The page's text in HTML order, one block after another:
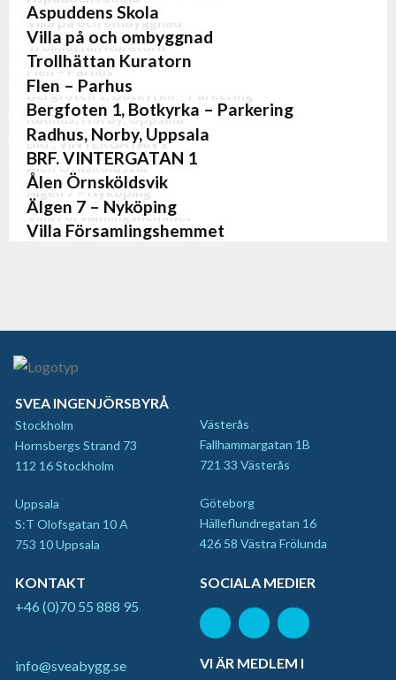
Flerbostadshus,Nybyggnation
Aspuddens Skola
Skolor
Villa på och ombyggnad
Villa på och ombyggnad
Villor
Trollhättan Kuratorn
Trollhättan Kuratorn
Flerbostadshus,Nybyggnation
Flen – Parhus
Flen – Parhus
Nybyggnation,Villor
Bergfoten 1, Botkyrka – Parkering
Bergfoten 1, Botkyrka – Parkering
Anläggningar,Nybyggnation
Radhus, Norby, Uppsala
Radhus, Norby, Uppsala
Nybyggnation,Villor
BRF. VINTERGATAN 1
BRF. VINTERGATAN 1
Flerbostadshus
Ålen Örnsköldsvik
Ålen Örnsköldsvik
Flerbostadshus ,Nybyggnation
Älgen 7 – Nyköping
Älgen 7 – Nyköping
Nybyggnation,Villor
Villa Församlingshemmet
Villa Församlingshemmet
SVEA INGENJÖRSBYRÅ
Stockholm
Hornsbergs Strand 73
112 16 Stockholm
Uppsala
S:T Olofsgatan 10 A
753 10 Uppsala
Västerås
Fallhammargatan 1B
721 33 Västerås
Göteborg
Hälleflundregatan 16
426 58 Västra Frölunda
KONTAKT
+46 (0)70 55 888 95
info@sveabygg.se
SOCIALA MEDIER
VI ÄR MEDLEM I